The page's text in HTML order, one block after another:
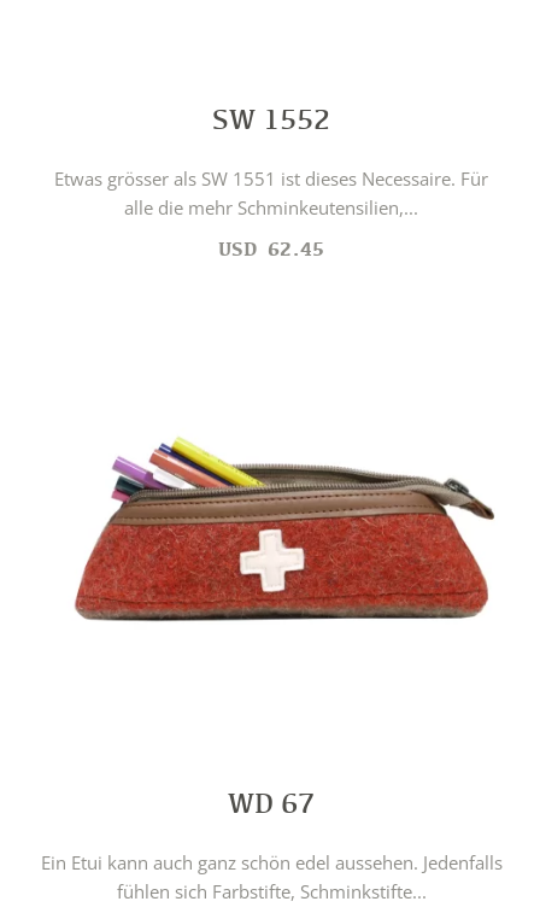
SW 1552
Etwas grösser als SW 1551 ist dieses Necessaire. Für
alle die mehr Schminkeutensilien,...
USD 62.45
WD 67
Ein Etui kann auch ganz schön edel aussehen. Jedenfalls
fühlen sich Farbstifte, Schminkstifte...